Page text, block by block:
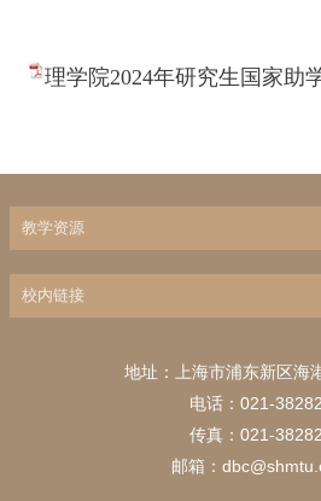
理学院2024年研究生国家助
教学资源
校内链接
地址：上海市浦东新区海
电话：021-
传真：021-
邮箱：